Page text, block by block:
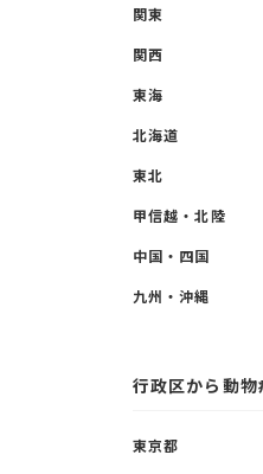
関東
関西
東海
北海道
東北
甲信越・北陸
中国・四国
九州・沖縄
行政区から動物
東京都